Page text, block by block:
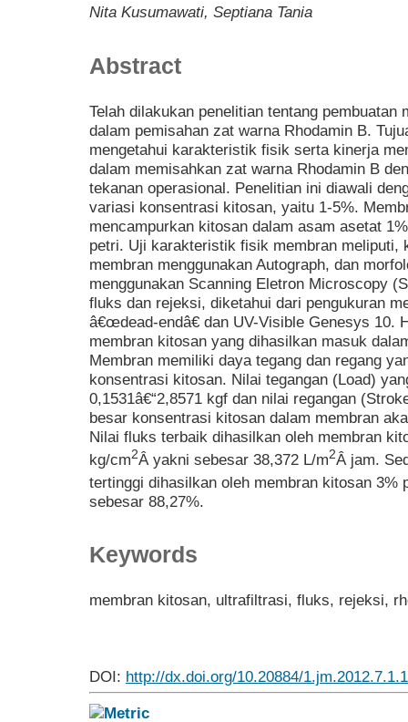
Nita Kusumawati, Septiana Tania
Abstract
Telah dilakukan penelitian tentang
dalam pemisahan zat warna Rhodamin B.
mengetahui karakteristik fisik serta kinerja
dalam memisahkan zat warna Rhodamin B
tekanan operasional. Penelitian ini diawali
variasi konsentrasi kitosan, yaitu 1-5%.
mencampurkan kitosan dalam asam asetat
petri. Uji karakteristik fisik membran meliputi,
membran menggunakan Autograph, dan
menggunakan Scanning Eletron Microscopy
fluks dan rejeksi, diketahui dari pengukuran
â€œdead-endâ€ dan UV-Visible Genesys 10.
membran kitosan yang dihasilkan masuk
Membran memiliki daya tegang dan regang
konsentrasi kitosan. Nilai tegangan (Load)
0,1531â€“2,8571 kgf dan nilai regangan
besar konsentrasi kitosan dalam membran
Nilai fluks terbaik dihasilkan oleh membran
kg/cm2Â yakni sebesar 38,372 L/m2Â jam.
tertinggi dihasilkan oleh membran kitosan 3%
sebesar 88,27%.
Keywords
membran kitosan, ultrafiltrasi, fluks, rejeksi,
DOI: http://dx.doi.org/10.20884/